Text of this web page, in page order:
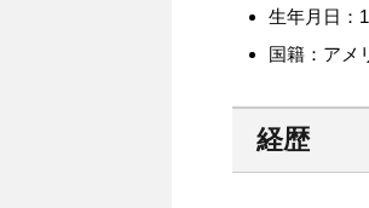
生年月日：
国籍：アメ
経歴